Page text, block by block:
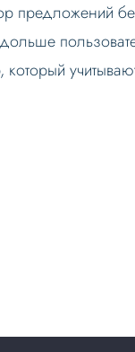
предложений